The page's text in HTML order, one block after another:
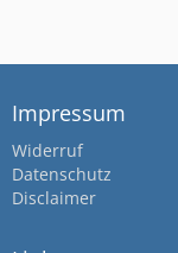
Impressum
Widerruf
Datenschutz
Disclaimer